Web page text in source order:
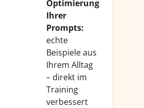
Optimierung
Ihrer
Prompts:
echte
Beispiele aus
Ihrem Alltag
– direkt im
Training
verbessert